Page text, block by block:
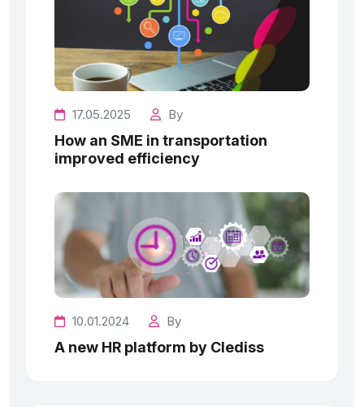
17.05.2025 By
How an SME in transportation
improved efficiency
10.01.2024 By
A new HR platform by Clediss